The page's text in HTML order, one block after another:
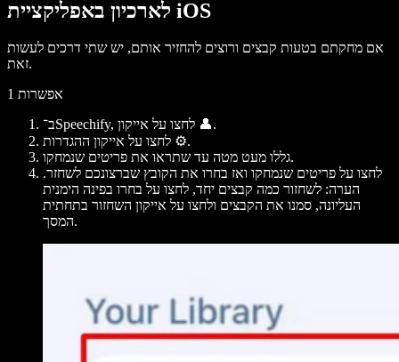
לארכיון באפליקציית iOS
אם מחקתם בטעות קבצים ורוצים להחזיר אותם, יש שתי דרכים לעשות
זאת.
אפשרות 1
ב־Speechify, לחצו על אייקון 👤.
לחצו על אייקון ההגדרות ⚙️.
גללו מעט מטה עד שתראו את פריטים שנמחקו
.
לחצו על פריטים שנמחקו ואז בחרו את הקובץ שברצונכם לשחזר.
הערה: לשחזור כמה קבצים יחד, לחצו על בחרו בפינה הימנית
העליונה, סמנו את הקבצים ולחצו על אייקון השחזור בתחתית
המסך.